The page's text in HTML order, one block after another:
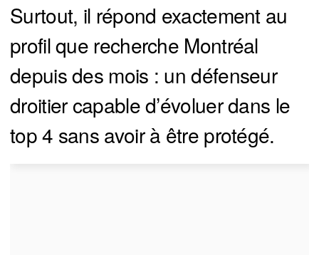
Surtout, il répond exactement au
profil que recherche Montréal
depuis des mois : un défenseur
droitier capable d’évoluer dans le
top 4 sans avoir à être protégé.